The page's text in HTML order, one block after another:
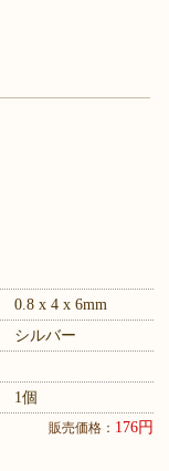
0.8 x 4 x 6mm
シルバー
1個
販売価格： 176円